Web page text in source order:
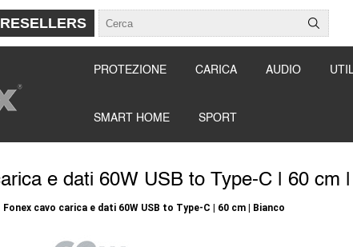
PROTEZIONE CARICA AUDIO
SMART HOME SPORT
e dati 60W USB to Type-C | 60 cm
Fonex cavo carica e dati 60W USB to Type-C | 60 cm | Bianco